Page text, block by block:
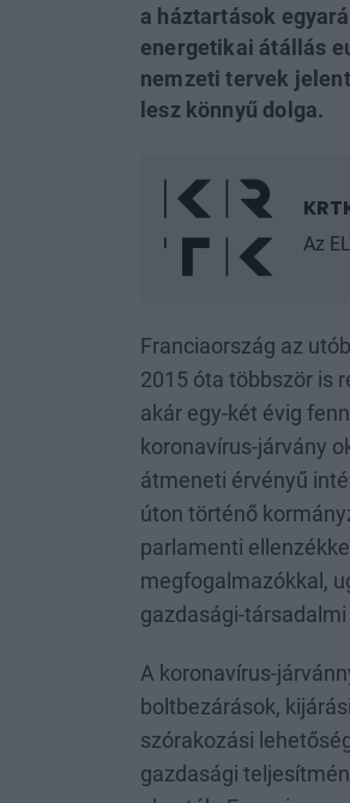
a háztartások
energetikai átállás
nemzeti tervek
lesz könnyű dolga.
Az
Franciaország az
2015 óta többször is
akár egy-két évig
koronavírus-járvány
átmeneti érvényű
úton történő
parlamenti
megfogalmazókkal,
gazdasági-
A koronavírus-
boltbezárások,
szórakozási
gazdasági